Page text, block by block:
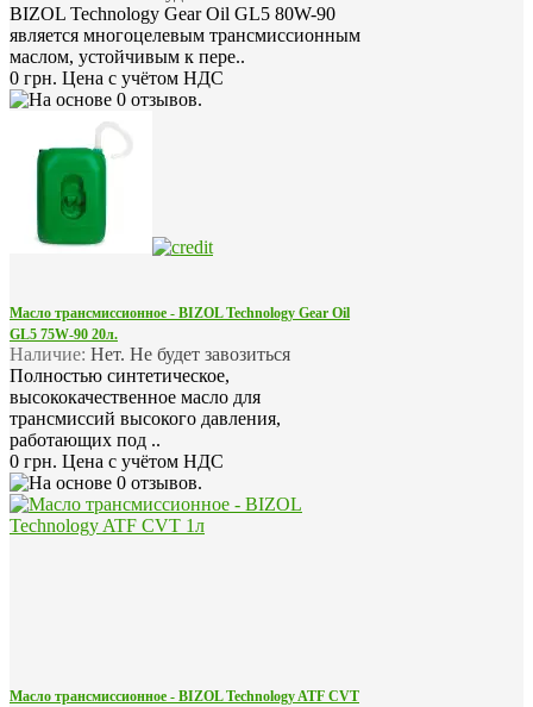
BIZOL Technology Gear Oil GL5 80W-90
является многоцелевым трансмиссионным
маслом, устойчивым к пере..
0 грн. Цена с учётом НДС
Масло трансмиссионное - BIZOL Technology Gear Oil
GL5 75W-90 20л.
Наличие: Нет. Не будет завозиться
Полностью синтетическое,
высококачественное масло для
трансмиссий высокого давления,
работающих под ..
0 грн. Цена с учётом НДС
Масло трансмиссионное - BIZOL Technology ATF CVT